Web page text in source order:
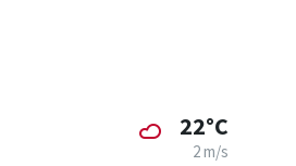
22°C
2 m/s